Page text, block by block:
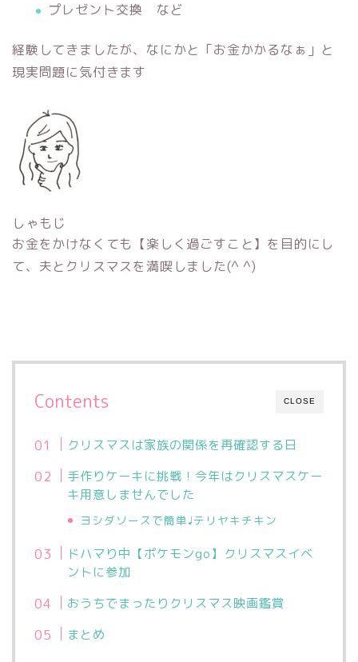
プレゼント交換 など
経験してきましたが、なにかと「お金かかるなぁ」と
現実問題に気付きます
しゃもじ
お金をかけなくても【楽しく過ごすこと】を目的にし
て、夫とクリスマスを満喫しました(^ ^)
CLOSE
Contents
クリスマスは家族の関係を再確認する日
手作りケーキに挑戦！今年はクリスマスケー
キ用意しませんでした
ヨシダソースで簡単♩テリヤキチキン
ドハマり中【ポケモンgo】クリスマスイベ
ントに参加
おうちでまったりクリスマス映画鑑賞
まとめ